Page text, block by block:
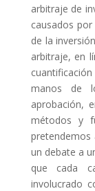
arbitraje de
causados
de la
arbitraje, en
manos de
aprobación,
métodos y
pretendemos
un debate a
que cada
involucrado